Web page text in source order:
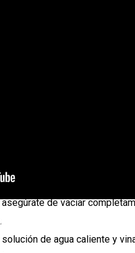
de vaciar
de agua caliente y